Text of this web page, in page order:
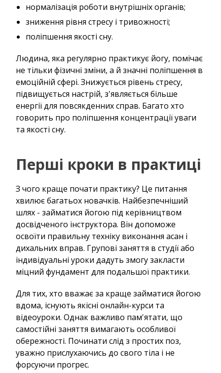
нормалізація роботи внутрішніх органів;
зниження рівня стресу і тривожності;
поліпшення якості сну.
Людина, яка регулярно практикує йогу, помічає
не тільки фізичні зміни, а й значні поліпшення в
емоційній сфері. Знижується рівень стресу,
підвищується настрій, з'являється більше
енергії для повсякденних справ. Багато хто
говорить про поліпшення концентрації уваги
та якості сну.
Перші кроки в практиці
З чого краще почати практику? Це питання
хвилює багатьох новачків. Найбезпечніший
шлях - займатися йогою під керівництвом
досвідченого інструктора. Він допоможе
освоїти правильну техніку виконання асан і
дихальних вправ. Групові заняття в студії або
індивідуальні уроки дадуть змогу закласти
міцний фундамент для подальшої практики.
Для тих, хто вважає за краще займатися йогою
вдома, існують якісні онлайн-курси та
відеоуроки. Однак важливо пам'ятати, що
самостійні заняття вимагають особливої
обережності. Починати слід з простих поз,
уважно прислухаючись до свого тіла і не
форсуючи прогрес.